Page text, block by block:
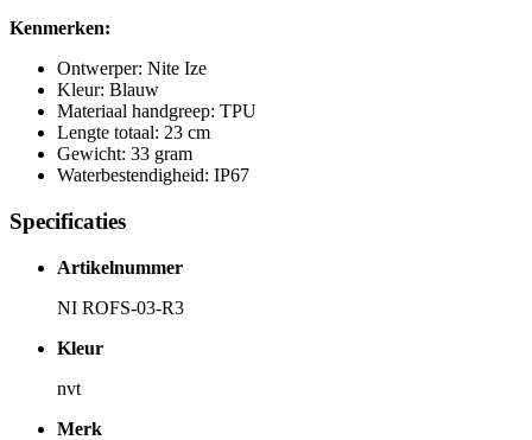
Kenmerken:
Ontwerper: Nite Ize
Kleur: Blauw
Materiaal handgreep: TPU
Lengte totaal: 23 cm
Gewicht: 33 gram
Waterbestendigheid: IP67
Specificaties
Artikelnummer
NI ROFS-03-R3
Kleur
nvt
Merk